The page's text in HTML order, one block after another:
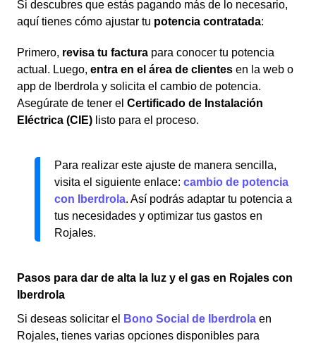
Si descubres que estás pagando más de lo necesario,
aquí tienes cómo ajustar tu potencia contratada:
Primero, revisa tu factura para conocer tu potencia
actual. Luego, entra en el área de clientes en la web o
app de Iberdrola y solicita el cambio de potencia.
Asegúrate de tener el Certificado de Instalación
Eléctrica (CIE) listo para el proceso.
Para realizar este ajuste de manera sencilla,
visita el siguiente enlace: cambio de potencia
con Iberdrola. Así podrás adaptar tu potencia a
tus necesidades y optimizar tus gastos en
Rojales.
Pasos para dar de alta la luz y el gas en Rojales con
Iberdrola
Si deseas solicitar el
Bono Social de Iberdrola en
Rojales, tienes varias opciones disponibles para